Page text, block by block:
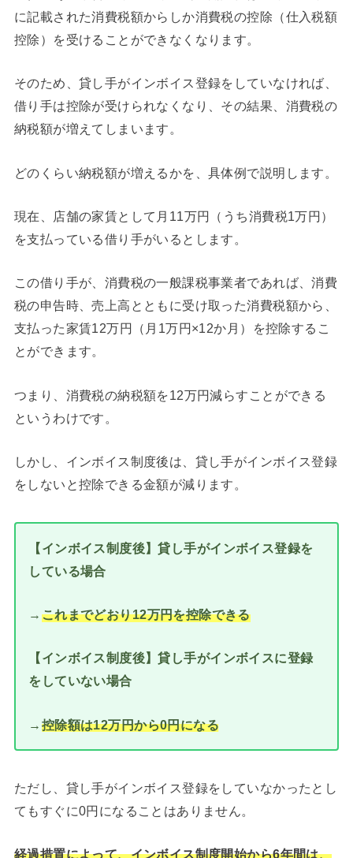
に記載された消費税額からしか消費税の控除（仕入税額
控除）を受けることができなくなります。
そのため、貸し手がインボイス登録をしていなければ、
借り手は控除が受けられなくなり、その結果、消費税の
納税額が増えてしまいます。
どのくらい納税額が増えるかを、具体例で説明します。
現在、店舗の家賃として月11万円（うち消費税1万円）
を支払っている借り手がいるとします。
この借り手が、消費税の一般課税事業者であれば、消費
税の申告時、売上高とともに受け取った消費税額から、
支払った家賃12万円（月1万円×12か月）を控除するこ
とができます。
つまり、消費税の納税額を12万円減らすことができる
というわけです。
しかし、インボイス制度後は、貸し手がインボイス登録
をしないと控除できる金額が減ります。
【インボイス制度後】貸し手がインボイス登録を
している場合
→ これまでどおり12万円を控除できる
【インボイス制度後】貸し手がインボイスに登録
をしていない場合
→ 控除額は12万円から0円になる
ただし、貸し手がインボイス登録をしていなかったとし
てもすぐに0円になることはありません。
経過措置によって、インボイス制度開始から6年間は、